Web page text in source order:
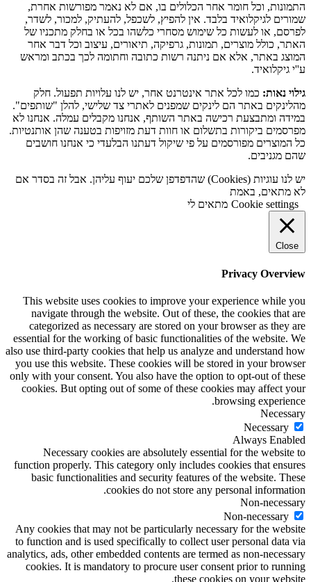
התמונות, וכל חומר אחר הכלולים בו, אם לא נאמר מפורשות אחרת,
שמורים לגיקלואיד בלבד. אין להפיץ, לשכפל, להעתיק, למכור, לשדר,
לפרסם, או לעשות כל שימוש מסחרי כלשהו בכל או בחלק מתכניו של
האתר, כולל מוצרים, תמונות, גרפיקה, תיאורים, עיצוב וכל דבר אחר
המוצג באתר, אלא אם ניתנה רשות כתובה וחתומה לכך בכתב ומראש
ע''י גיקלואיד.
גילוי נאות: כמו לכל אתר אינטרנט אחר, יש לנו עלויות תפעול. חלק
מהלינקים באתר הם לינקים שמפנים לאתרי צד שלישי, להלן "שותפים".
במידה ומתבצעת רכישה באתר השותף, אנחנו מקבלים עמלה. אנחנו לא
מפרסמים ביקורות בתשלום או חוות דעת מזויפות בטענה שהן אותנטיות.
כל המוצרים מפורסמים על פי שיקול דעתנו הבלעדי כי אנחנו חושבים
שהם מגניבים.
יש לנו עוגיות (Cookies) שהדפדפן שלכם יעוף עליהן. אבל זה בסדר אם
לא מתאים, באמת
Cookie settings מתאים לי
Close
Privacy Overview
This website uses cookies to improve your experience while you
navigate through the website. Out of these, the cookies that are
categorized as necessary are stored on your browser as they are
essential for the working of basic functionalities of the website. We
also use third-party cookies that help us analyze and understand how
you use this website. These cookies will be stored in your browser
only with your consent. You also have the option to opt-out of these
cookies. But opting out of some of these cookies may affect your
browsing experience.
Necessary
Necessary
Always Enabled
Necessary cookies are absolutely essential for the website to
function properly. This category only includes cookies that ensures
basic functionalities and security features of the website. These
cookies do not store any personal information.
Non-necessary
Non-necessary
Any cookies that may not be particularly necessary for the website
to function and is used specifically to collect user personal data via
analytics, ads, other embedded contents are termed as non-necessary
cookies. It is mandatory to procure user consent prior to running
these cookies on your website.